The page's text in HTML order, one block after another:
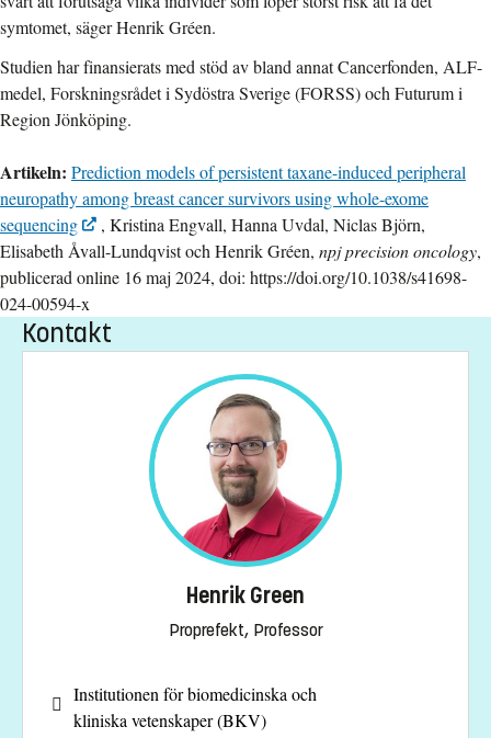
symtomet, säger Henrik Gréen.
Studien har finansierats med stöd av bland annat Cancerfonden, ALF-
medel, Forskningsrådet i Sydöstra Sverige (FORSS) och Futurum i
Region Jönköping.
Artikeln: Prediction models of persistent taxane-induced peripheral
neuropathy among breast cancer survivors using whole-exome
sequencing
, Kristina Engvall, Hanna Uvdal, Niclas Björn,
Elisabeth Åvall-Lundqvist och Henrik Gréen, npj precision oncology,
publicerad online 16 maj 2024, doi: https://doi.org/10.1038/s41698-
024-00594-x
Kontakt
Henrik Green
Proprefekt, Professor
Institutionen för biomedicinska och
kliniska vetenskaper (BKV)